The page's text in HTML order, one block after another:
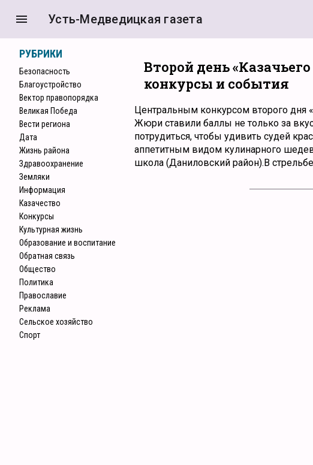
menu Усть-Медведицкая газета
РУБРИКИ
Безопасность
Благоустройство
Вектор правопорядка
Великая Победа
Вести региона
Дата
Жизнь района
Здравоохранение
Земляки
Информация
Казачество
Конкурcы
Культурная жизнь
Образование и воспитание
Обратная связь
Общество
Политика
Православие
Реклама
Сельское хозяйство
Спорт
Второй день
конкурсы и события
Центральным конкурсом второго дня
Жюри ставили баллы не только за
потрудиться, чтобы удивить судей
аппетитным видом кулинарного
школа (Даниловский район).В